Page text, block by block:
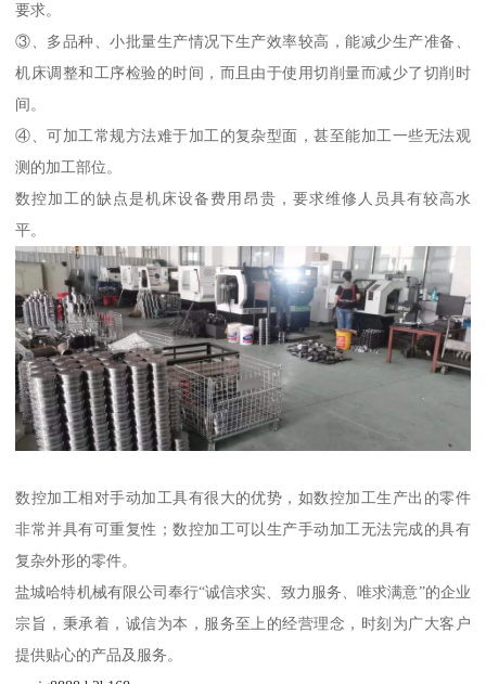
要求。
③、多品种、小批量生产情况下生产效率较高，能减少生产准备、
机床调整和工序检验的时间，而且由于使用切削量而减少了切削时
间。
④、可加工常规方法难于加工的复杂型面，甚至能加工一些无法观
测的加工部位。
数控加工的缺点是机床设备费用昂贵，要求维修人员具有较高水
平。
数控加工相对手动加工具有很大的优势，如数控加工生产出的零件
非常并具有可重复性；数控加工可以生产手动加工无法完成的具有
复杂外形的零件。
盐城哈特机械有限公司奉行“诚信求实、致力服务、唯求满意”的企业
宗旨，秉承着，诚信为本，服务至上的经营理念，时刻为广大客户
提供贴心的产品及服务。